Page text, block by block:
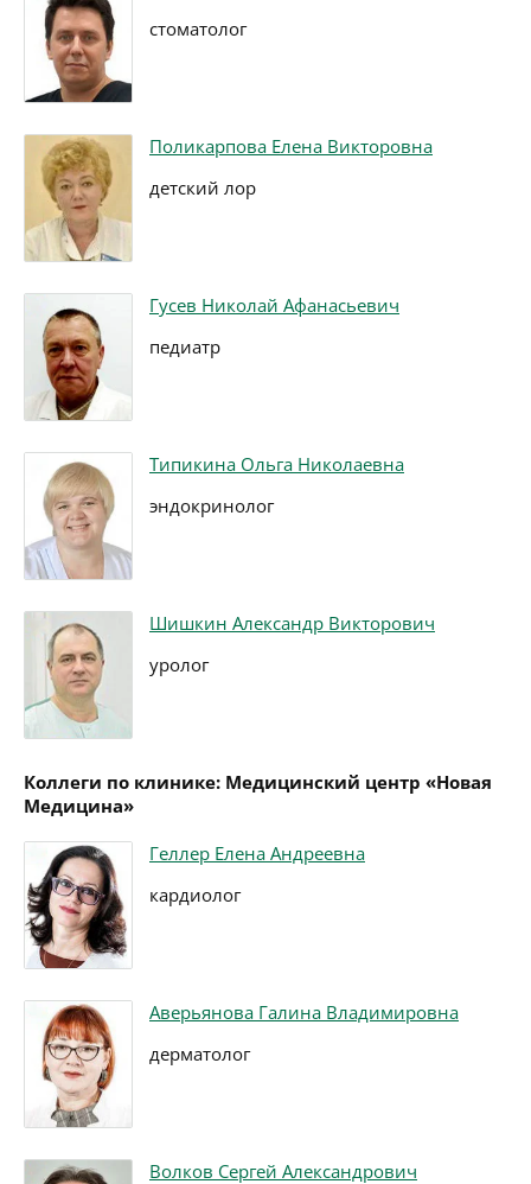
стоматолог
Поликарпова Елена Викторовна
детский лор
Гусев Николай Афанасьевич
педиатр
Типикина Ольга Николаевна
эндокринолог
Шишкин Александр Викторович
уролог
Коллеги по клинике: Медицинский центр «Новая
Медицина»
Геллер Елена Андреевна
кардиолог
Аверьянова Галина Владимировна
дерматолог
Волков Сергей Александрович